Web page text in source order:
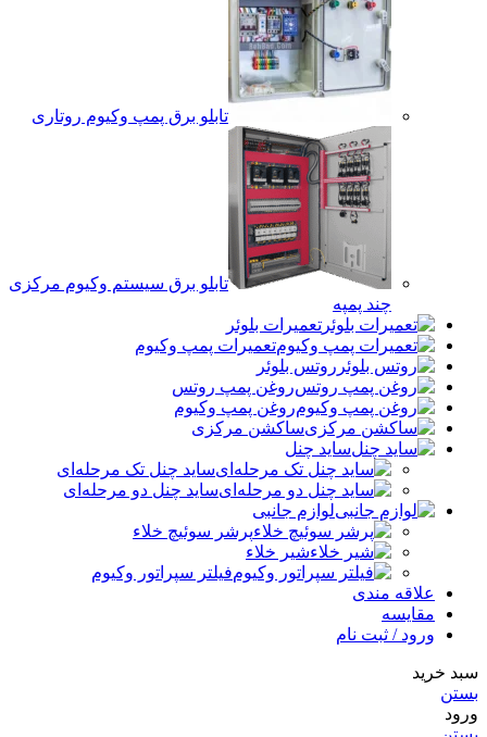
تابلو برق پمپ وکیوم روتاری
تابلو برق سیستم وکیوم مرکزی
چند پمپه
تعمیرات بلوئر
تعمیرات پمپ وکیوم
روتس بلوئر
روغن پمپ روتس
روغن پمپ وکیوم
ساکشن مرکزی
ساید چنل
ساید چنل تک مرحله‌ای
ساید چنل دو مرحله‌ای
لوازم جانبی
پرشر سوئیچ خلاء
شیر خلاء
فیلتر سپراتور وکیوم
علاقه مندی
مقایسه
ورود / ثبت نام
سبد خرید
بستن
ورود